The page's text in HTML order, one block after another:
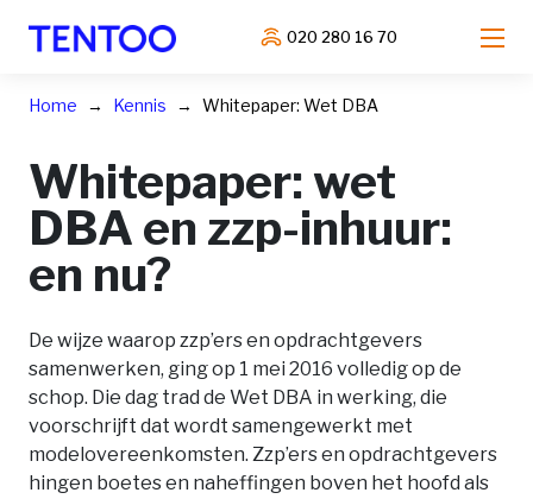
020 280 16 70
Home Kennis Whitepaper: Wet DBA
Whitepaper: wet
DBA en zzp-inhuur:
en nu?
De wijze waarop zzp’ers en opdrachtgevers
samenwerken, ging op 1 mei 2016 volledig op de
schop. Die dag trad de Wet DBA in werking, die
voorschrijft dat wordt samengewerkt met
modelovereenkomsten. Zzp’ers en opdrachtgevers
hingen boetes en naheffingen boven het hoofd als